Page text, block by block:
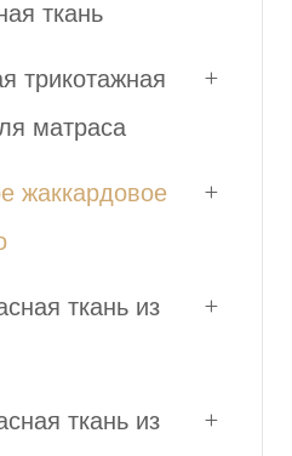
ткань
трикотажная
матраса
+
жаккардовое
+
ткань из
+
ткань из
+